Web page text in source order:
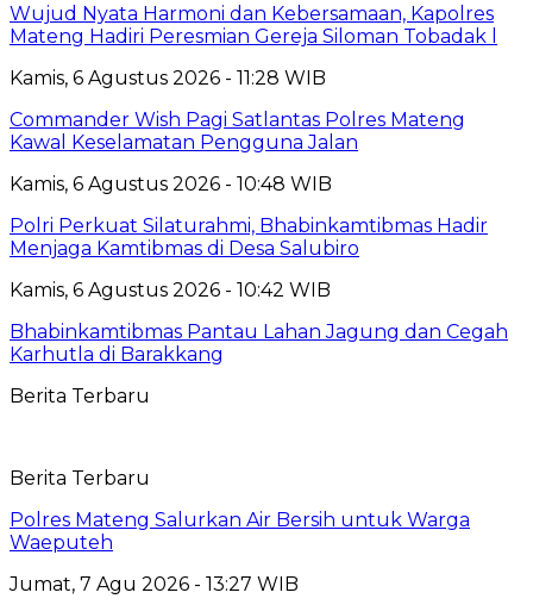
Wujud Nyata Harmoni dan Kebersamaan, Kapolres
Mateng Hadiri Peresmian Gereja Siloman Tobadak l
Kamis, 6 Agustus 2026 - 11:28 WIB
Commander Wish Pagi Satlantas Polres Mateng
Kawal Keselamatan Pengguna Jalan
Kamis, 6 Agustus 2026 - 10:48 WIB
Polri Perkuat Silaturahmi, Bhabinkamtibmas Hadir
Menjaga Kamtibmas di Desa Salubiro
Kamis, 6 Agustus 2026 - 10:42 WIB
Bhabinkamtibmas Pantau Lahan Jagung dan Cegah
Karhutla di Barakkang
Berita Terbaru
Berita Terbaru
Polres Mateng Salurkan Air Bersih untuk Warga
Waeputeh
Jumat, 7 Agu 2026 - 13:27 WIB